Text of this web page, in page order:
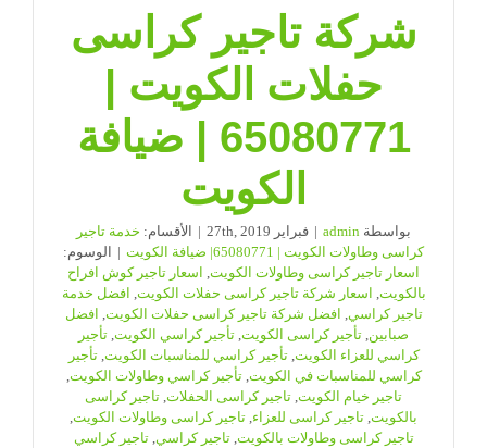
شركة تاجير كراسى
حفلات الكويت |
65080771 | ضيافة
الكويت
بواسطة admin
| فبراير 27th, 2019 | الأقسام: خدمة تاجير
كراسى وطاولات الكويت | 65080771| ضيافة الكويت
|
الوسوم:
اسعار تاجير كراسى وطاولات الكويت
اسعار تاجير كوش افراح
بالكويت
اسعار شركة تاجير كراسى حفلات الكويت
افضل خدمة
تاجير كراسي
افضل شركة تاجير كراسى حفلات الكويت
افضل
صبابين تأجير كراسى الكويت تأجير كراسي الكويت تأجير
كراسي للعزاء الكويت ,تأجير كراسي للمناسبات الكويت ,تأجير
كراسي للمناسبات في الكويت ,تأجير كراسي وطاولات الكويت
تاجير خيام الكويت تاجير كراسى الحفلات تاجير كراسى
بالكويت تاجير كراسى للعزاء تاجير كراسى وطاولات الكويت
تاجير كراسى وطاولات بالكويت ,تاجير كراسي ,تاجير كراسي